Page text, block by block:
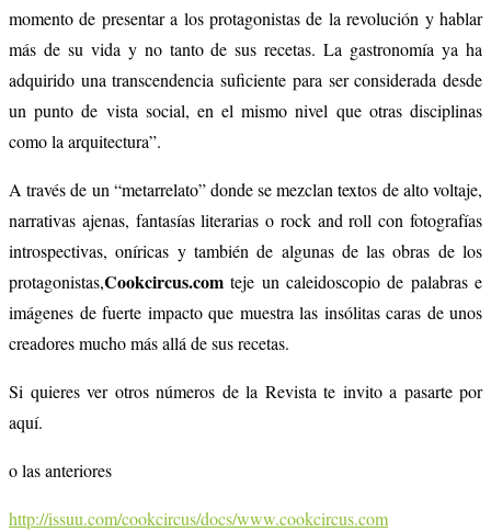
momento de presentar a los protagonistas de la revolución y hablar
más de su vida y no tanto de sus recetas. La gastronomía ya ha
adquirido una transcendencia suficiente para ser considerada desde
un punto de vista social, en el mismo nivel que otras disciplinas
como la arquitectura”.
A través de un “metarrelato” donde se mezclan textos de alto voltaje,
narrativas ajenas, fantasías literarias o rock and roll con fotografías
introspectivas, oníricas y también de algunas de las obras de los
protagonistas,Cookcircus.com teje un caleidoscopio de palabras e
imágenes de fuerte impacto que muestra las insólitas caras de unos
creadores mucho más allá de sus recetas.
Si quieres ver otros números de la Revista te invito a pasarte por
aquí.
o las anteriores
http://issuu.com/cookcircus/docs/www.cookcircus.com